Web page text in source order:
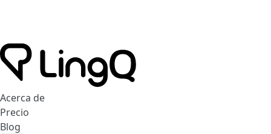
Acerca de
Precio
Blog